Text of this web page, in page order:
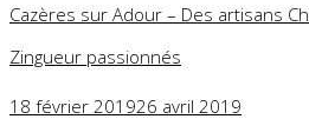
Cazères sur Adour – Des artisans
Zingueur passionnés
18 février 201926 avril 2019